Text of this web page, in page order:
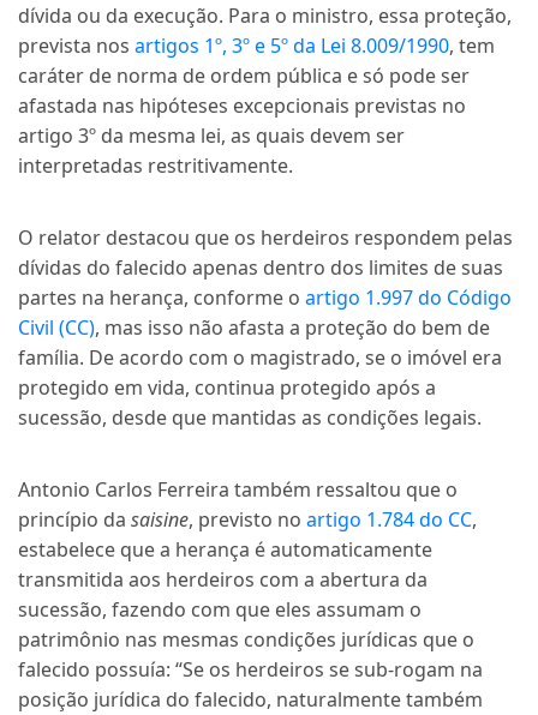
dívida ou da execução. Para o ministro, essa proteção,
prevista nos artigos 1º, 3º e 5º da Lei 8.009/1990, tem
caráter de norma de ordem pública e só pode ser
afastada nas hipóteses excepcionais previstas no
artigo 3º da mesma lei, as quais devem ser
interpretadas restritivamente.
O relator destacou que os herdeiros respondem pelas
dívidas do falecido apenas dentro dos limites de suas
partes na herança, conforme o artigo 1.997 do Código
Civil (CC), mas isso não afasta a proteção do bem de
família. De acordo com o magistrado, se o imóvel era
protegido em vida, continua protegido após a
sucessão, desde que mantidas as condições legais.
Antonio Carlos Ferreira também ressaltou que o
princípio da saisine, previsto no artigo 1.784 do CC,
estabelece que a herança é automaticamente
transmitida aos herdeiros com a abertura da
sucessão, fazendo com que eles assumam o
patrimônio nas mesmas condições jurídicas que o
falecido possuía: “Se os herdeiros se sub-rogam na
posição jurídica do falecido, naturalmente também